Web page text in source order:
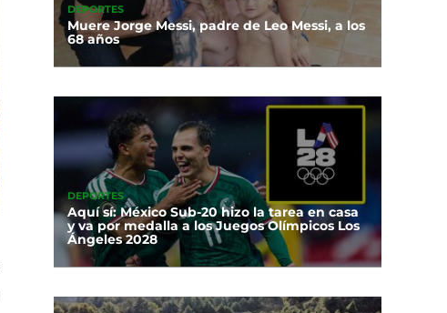
DEPORTES
Muere Jorge Messi, padre de Leo Messi, a los
68 años
DEPORTES
Aquí sí: México Sub-20 hizo la tarea en casa
y va por medalla a los Juegos Olímpicos Los
Ángeles 2028